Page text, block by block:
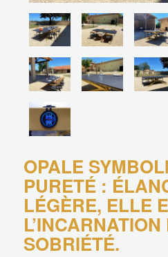
OPALE
PURETÉ :
LÉGÈRE, ELLE
SOBRIÉTÉ.